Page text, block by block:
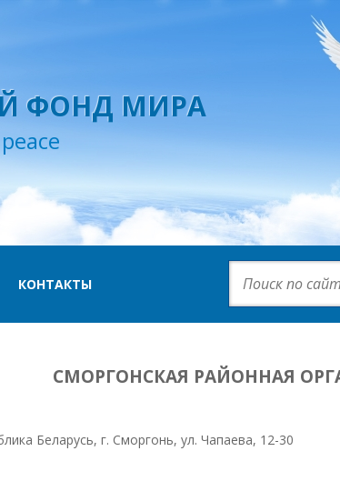
ФОНД МИРА
КОНТАКТЫ
СМОРГОНСКАЯ РАЙОННАЯ
Беларусь, г. Сморгонь, ул. Чапаева, 12-30